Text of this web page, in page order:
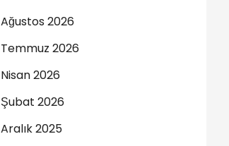
Ağustos 2026
Temmuz 2026
Nisan 2026
Şubat 2026
Aralık 2025